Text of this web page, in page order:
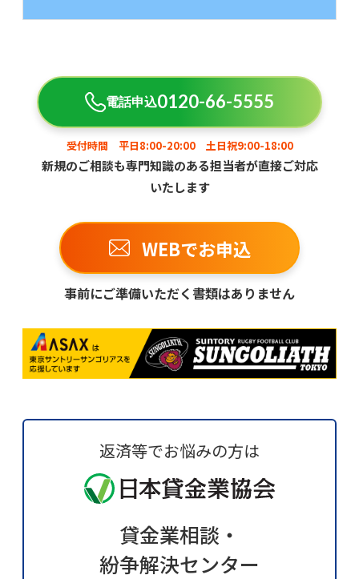
電話申込0120-66-5555
受付時間 平日8:00-20:00 土日祝9:00-18:00
新規のご相談も専門知識のある担当者が直接ご対応
いたします
WEBでお申込
事前にご準備いただく書類はありません
返済等でお悩みの方は
貸金業相談・
紛争解決センター